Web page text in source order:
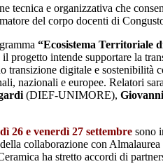
tecnica e organizzativa che
del corpo docenti di
“Ecosistema Territoriale
progetto intende supportare la
transizione digitale e
nazionali e europee. Relatori
(DIEF-UNIMORE),
26 e venerdì 27 settembre sono
collaborazione con
ha stretto accordi di